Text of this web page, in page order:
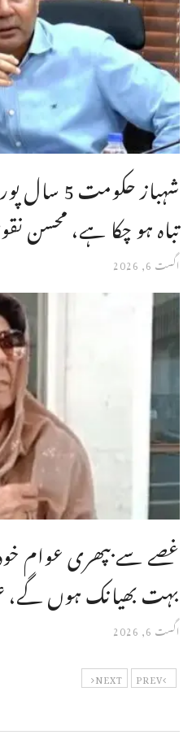
شہباز
تباہ ہو چکا ہے، محسن
اگست 6, 2026
غصے سے بپھری عوام
بہت بھیانک ہوں گے،
اگست 6, 2026
PREV
NEXT